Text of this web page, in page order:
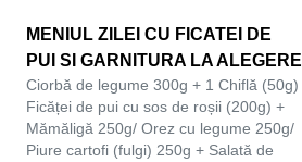
MENIUL ZILEI CU FICATEI DE
PUI SI GARNITURA LA ALEGERE
Ciorbă de legume 300g + 1 Chiflă (50g)
Ficăței de pui cu sos de roșii (200g) +
Mămăligă 250g/ Orez cu legume 250g/
Piure cartofi (fulgi) 250g + Salată de